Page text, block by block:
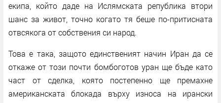
екипа, който даде на Ислямската република втори
шанс за живот, точно когато тя беше по-притисната
отвсякога от собствения си народ.
Това е така, защото единственият начин Иран да се
откаже от този почти бомбоготов уран ще бъде като
част от сделка, която постепенно ще премахне
американската блокада върху износа на ирански